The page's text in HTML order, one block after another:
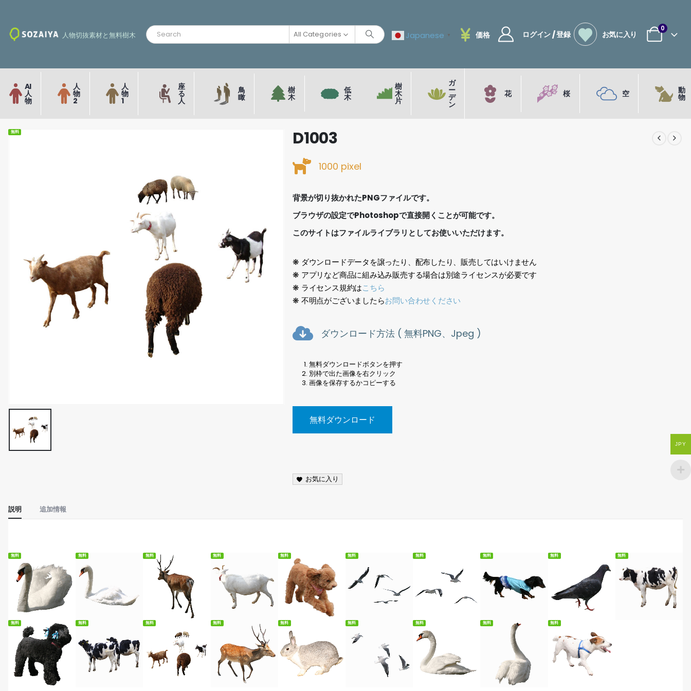
人物切抜素材と無料樹木 All Categories Japanese ▼ 価格 ログイン / 登録 お気に入り
0
AI
人
物
人
物
2
人
物
1
座
る
人
鳥
瞰
樹
木
低
木
樹
木
片
ガ
ー
デ
ン
花 桜 空 動
物
無料 D1003
1000 pixel
背景が切り抜かれたPNGファイルです。
ブラウザの設定でPhotoshopで直接開くことが可能です。
このサイトはファイルライブラリとしてお使いいただけます。
❋ ダウンロードデータを譲ったり、配布したり、販売してはいけません
❋ アプリなど商品に組み込み販売する場合は別途ライセンスが必要です
❋ ライセンス規約はこちら
❋ 不明点がございましたらお問い合わせください
ダウンロード方法 ( 無料PNG、Jpeg )
無料ダウンロードボタンを押す
別枠で出た画像を右クリック
画像を保存するかコピーする
無料ダウンロード
お気に入り
説明 追加情報
無料
無料ダウンロード
無料
無料ダウンロード
無料
無料ダウンロード
無料
無料ダウンロード
無料
無料ダウンロード
無料
無料ダウンロード
無料
無料ダウンロード
無料
無料ダウンロード
無料
無料ダウンロード
無料
無料ダウンロード
無料
無料ダウンロード
無料
無料ダウンロード
無料
無料ダウンロード
無料
無料ダウンロード
無料
無料ダウンロード
無料
無料ダウンロード
無料
無料ダウンロード
無料
無料ダウンロード
無料
無料ダウンロード
JPY